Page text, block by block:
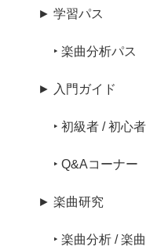
► 学習パス
‣ 楽曲分析パス
► 入門ガイド
‣ 初級者 / 初心
‣ Q&Aコーナー
► 楽曲研究
‣ 楽曲分析 / 楽